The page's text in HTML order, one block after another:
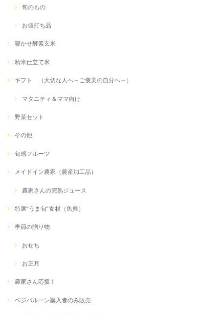
旬のもの
お値打ち品
寝かせ酵素玄米
精米仕立て米
ギフト （大切な人へ～ご褒美の自分へ～）
マタニティ＆ママ向け
野菜セット
その他
旬感フルーツ
メイドイン農家（農産加工品）
農家さんの完熟ジュース
特選”うま旬”食材（魚貝）
季節の贈り物
おせち
お正月
農家さん応援！
ベジバルーン購入者のみ販売